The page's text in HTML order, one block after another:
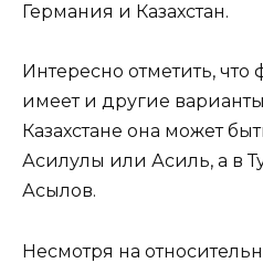
Германия и Казахстан.
Интересно отметить,
имеет и другие
Казахстане она может
Асилулы или Асиль, а в
Асылов.
Несмотря на